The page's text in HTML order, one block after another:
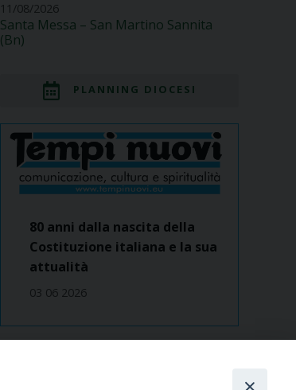
11/08/2026
Santa Messa – San Martino Sannita
(Bn)
PLANNING DIOCESI
80 anni dalla nascita della
Costituzione italiana e la sua
attualità
03 06 2026